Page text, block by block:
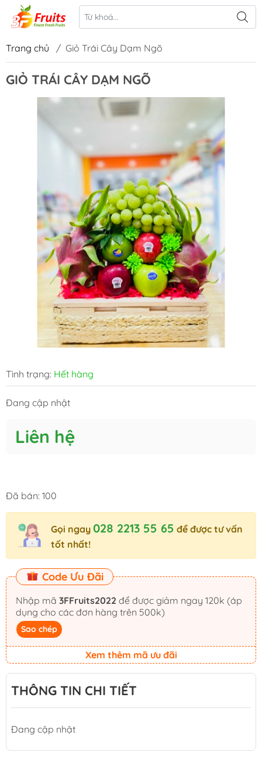
Trang chủ / Giỏ Trái Cây Dạm Ngõ
GIỎ TRÁI CÂY DẠM NGÕ
Tình trạng: Hết hàng
Đang cập nhật
Liên hệ
Đã bán: 100
Gọi ngay 028 2213 55 65 để được tư vấn
tốt nhất!
Code Ưu Đãi
Nhập mã 3FFruits2022
dụng cho các đơn hàng trên 500k)
Sao chép
Xem thêm mã ưu đãi
THÔNG TIN CHI TIẾT
Đang cập nhật